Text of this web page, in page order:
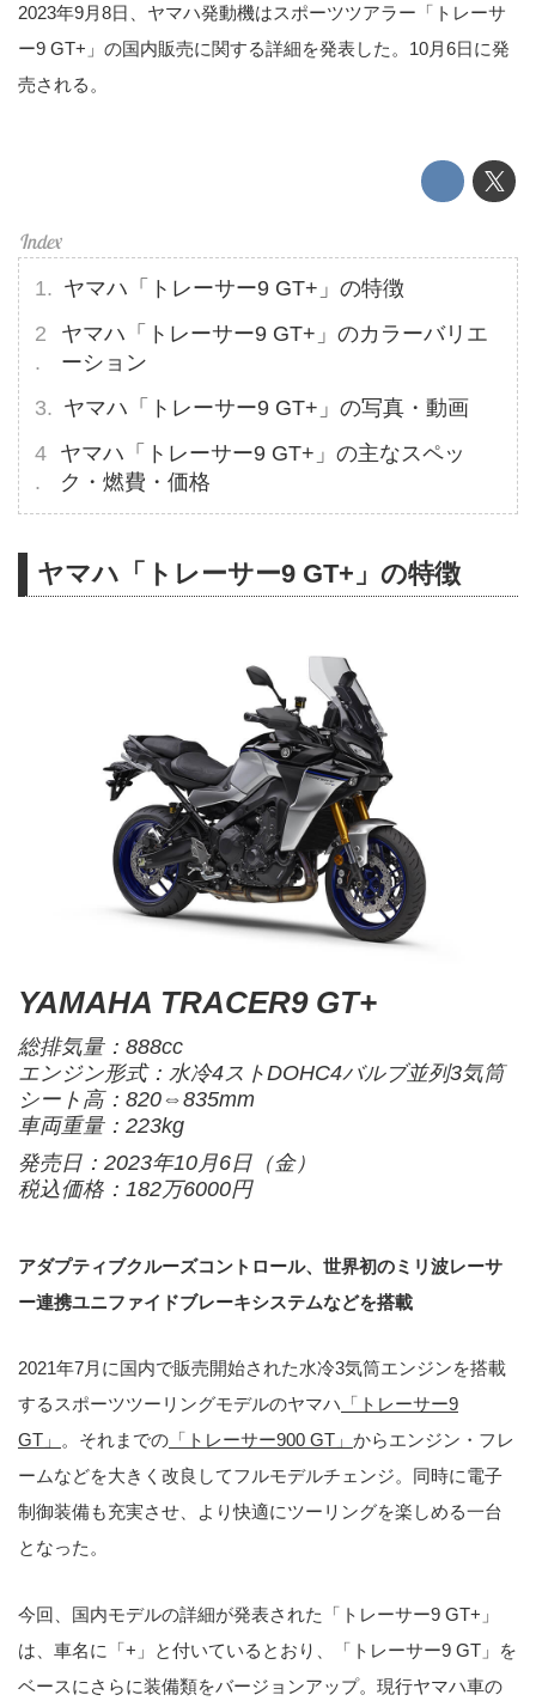
2023年9月8日、ヤマハ発動機はスポーツツアラー「トレーサ
ー9 GT+」の国内販売に関する詳細を発表した。10月6日に発
売される。
ヤマハ「トレーサー9 GT+」の特徴
ヤマハ「トレーサー9 GT+」のカラーバリエ
ーション
ヤマハ「トレーサー9 GT+」の写真・動画
ヤマハ「トレーサー9 GT+」の主なスペッ
ク・燃費・価格
ヤマハ「トレーサー9 GT+」の特徴
YAMAHA TRACER9 GT+
総排気量：888cc
エンジン形式：水冷4ストDOHC4バルブ並列3気筒
シート高：820⇔835mm
車両重量：223kg
発売日：2023年10月6日（金）
税込価格：182万6000円
アダプティブクルーズコントロール、世界初のミリ波レーサ
ー連携ユニファイドブレーキシステムなどを搭載
2021年7月に国内で販売開始された水冷3気筒エンジンを搭載
するスポーツツーリングモデルのヤマハ 「トレーサー9
GT」
。それまでの 「トレーサー900 GT」 からエンジン・フレ
ームなどを大きく改良してフルモデルチェンジ。同時に電子
制御装備も充実させ、より快適にツーリングを楽しめる一台
となった。
今回、国内モデルの詳細が発表された「トレーサー9 GT+」
は、車名に「+」と付いているとおり、「トレーサー9 GT」を
ベースにさらに装備類をバージョンアップ。現行ヤマハ車の